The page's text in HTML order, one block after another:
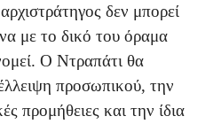
δεν μπορεί
με το δικό του όραμα
Ο Ντραπάτι θα
προσωπικού, την
προμήθειες και την ίδια